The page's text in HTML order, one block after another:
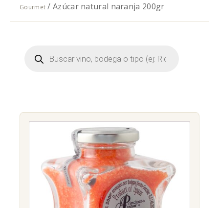
Gourmet / Azúcar natural naranja 200gr
Búsqueda